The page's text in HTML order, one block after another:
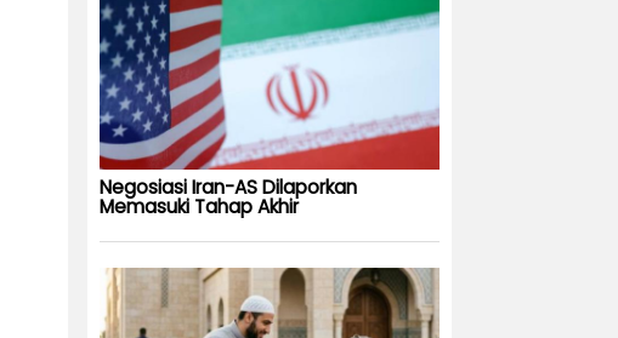
Negosiasi Iran-AS Dilaporkan
Memasuki Tahap Akhir